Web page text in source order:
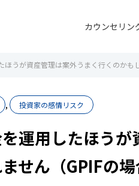
カウンセリン
ほうが資産管理は案外うまく行くのかも
, 投資家の感情リスク
運用したほうが
せん（GPIFの場